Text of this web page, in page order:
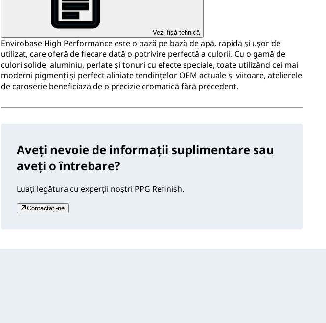
Vezi fișă tehnică
Envirobase High Performance este o bază pe bază de apă, rapidă și ușor de
utilizat, care oferă de fiecare dată o potrivire perfectă a culorii. Cu o gamă de
culori solide, aluminiu, perlate și tonuri cu efecte speciale, toate utilizând cei mai
moderni pigmenți și perfect aliniate tendințelor OEM actuale și viitoare, atelierele
de caroserie beneficiază de o precizie cromatică fără precedent.
Aveți nevoie de informații suplimentare sau
aveți o întrebare?
Luați legătura cu experții noștri PPG Refinish.
Contactați-ne